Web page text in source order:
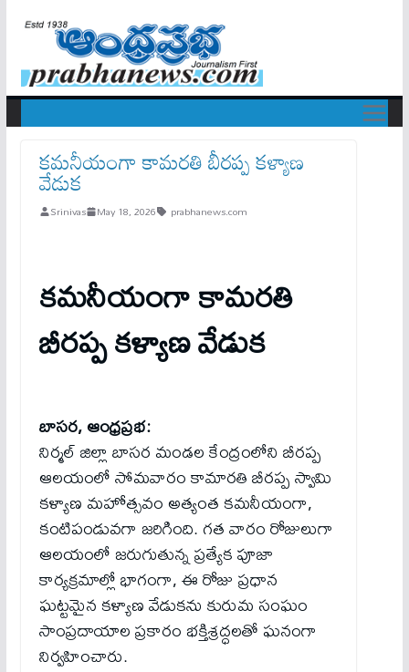
కమనీయంగా కామరతి బీరప్ప కళ్యాణ
వేడుక
Srinivas May 18, 2026 prabhanews.com
కమనీయంగా కామరతి
బీరప్ప కళ్యాణ వేడుక
బాసర, ఆంధ్రప్రభ:
నిర్మల్ జిల్లా బాసర మండల కేంద్రంలోని బీరప్ప
ఆలయంలో సోమవారం కామారతి బీరప్ప స్వామి
కళ్యాణ మహోత్సవం అత్యంత కమనీయంగా,
కంటిపండువగా జరిగింది. గత వారం రోజులుగా
ఆలయంలో జరుగుతున్న ప్రత్యేక పూజా
కార్యక్రమాల్లో భాగంగా, ఈ రోజు ప్రధాన
ఘట్టమైన కళ్యాణ వేడుకను కురుమ సంఘం
సాంప్రదాయాల ప్రకారం భక్తిశ్రద్ధలతో ఘనంగా
నిర్వహించారు.